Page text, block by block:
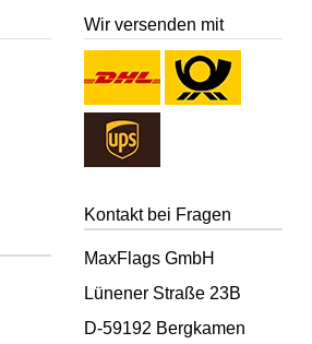
Wir versenden mit
Kontakt bei Fragen
MaxFlags GmbH
Lünener Straße 23B
D-59192 Bergkamen